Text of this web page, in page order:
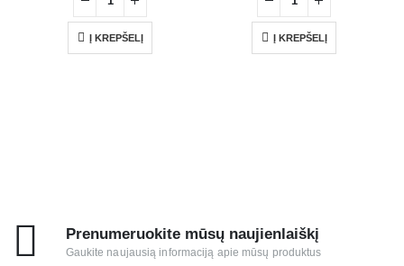
Į KREPŠELĮ Į KREPŠELĮ
Prenumeruokite mūsų naujienlaiškį
Gaukite naujausią informaciją apie mūsų produktus